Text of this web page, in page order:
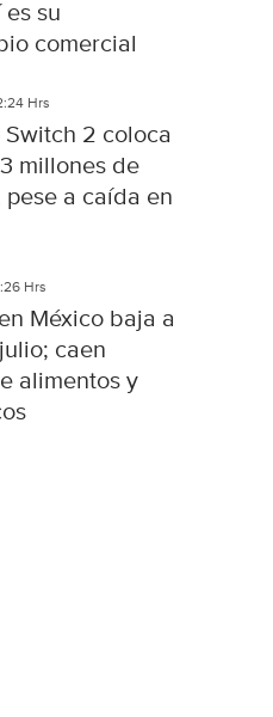
es su
comercial
Hrs
Switch 2 coloca
millones de
pese a caída en
Hrs
México baja a
caen
alimentos y